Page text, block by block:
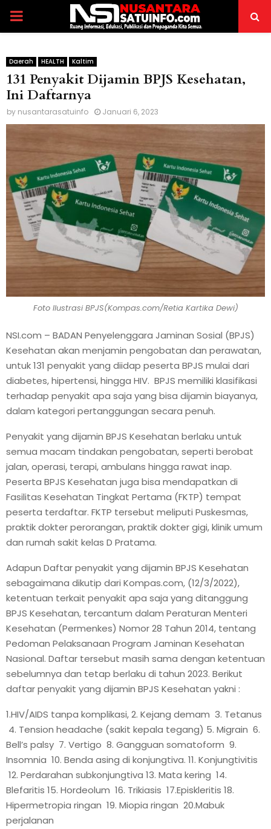
PRIMARY
Daerah HEALTH Kaltim
131 Penyakit Dijamin BPJS Kesehatan,
Ini Daftarnya
by nusantarasatuinfo Januari 6, 2023
Foto Ilustrasi BPJS(Kompas.com/Retia Kartika Dewi)
NSI.com – BADAN Penyelenggara Jaminan Sosial (BPJS)
Kesehatan akan menjamin pengobatan dan perawatan,
untuk 131 penyakit yang diidap peserta BPJS mulai dari
diabetes, hipertensi, hingga HIV. BPJS memiliki klasifikasi
terhadap penyakit apa saja yang bisa dijamin biayanya,
dalam kategori pertanggungan secara penuh.
Penyakit yang dijamin BPJS Kesehatan berlaku untuk
semua macam tindakan pengobatan, seperti berobat
jalan, operasi, terapi, ambulans hingga rawat inap.
Peserta BPJS Kesehatan juga bisa mendapatkan di
Fasilitas Kesehatan Tingkat Pertama (FKTP) tempat
peserta terdaftar. FKTP tersebut meliputi Puskesmas,
praktik dokter perorangan, praktik dokter gigi, klinik umum
dan rumah sakit kelas D Pratama.
Adapun Daftar penyakit yang dijamin BPJS Kesehatan
sebagaimana dikutip dari Kompas.com, (12/3/2022),
ketentuan terkait penyakit apa saja yang ditanggung
BPJS Kesehatan, tercantum dalam Peraturan Menteri
Kesehatan (Permenkes) Nomor 28 Tahun 2014, tentang
Pedoman Pelaksanaan Program Jaminan Kesehatan
Nasional. Daftar tersebut masih sama dengan ketentuan
sebelumnya dan tetap berlaku di tahun 2023. Berikut
daftar penyakit yang dijamin BPJS Kesehatan yakni :
1.HIV/AIDS tanpa komplikasi, 2. Kejang demam 3. Tetanus
4. Tension headache (sakit kepala tegang) 5. Migrain 6.
Bell’s palsy 7. Vertigo 8. Gangguan somatoform 9.
Insomnia 10. Benda asing di konjungtiva. 11. Konjungtivitis
12. Perdarahan subkonjungtiva 13. Mata kering 14.
Blefaritis 15. Hordeolum 16. Trikiasis 17.Episkleritis 18.
Hipermetropia ringan 19. Miopia ringan 20.Mabuk
perjalanan